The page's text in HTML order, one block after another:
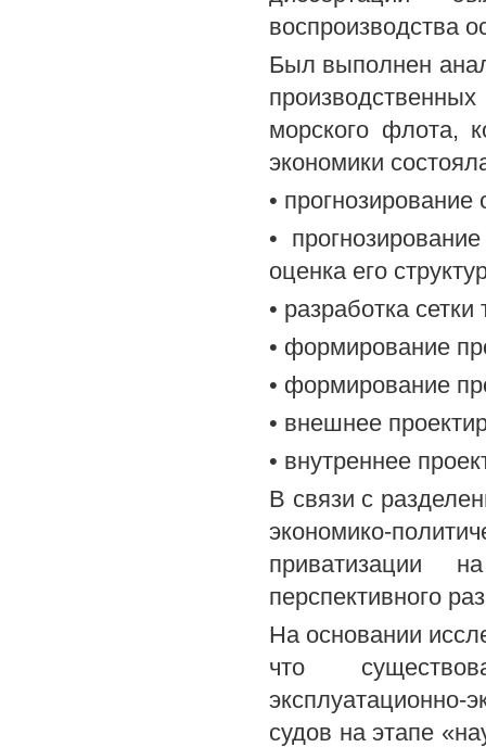
воспроизводства
Был выполнен
морского флота,
экономики
•
•
оценка его
• разработка
• формирование
• формирование
• внешнее
• внутреннее
В связи с
экономико-
приватизации
перспективного
На основании
что
судов на этапе